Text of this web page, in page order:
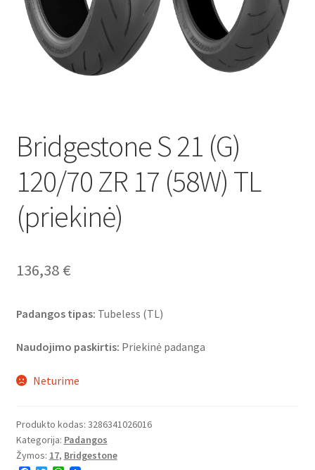
Bridgestone S 21 (G)
120/70 ZR 17 (58W) TL
(priekinė)
136,38 €
Padangos tipas: Tubeless (TL)
Naudojimo paskirtis: Priekinė padanga
Neturime
Produkto kodas: 3286341026016
Kategorija: Padangos
Žymos: 17, Bridgestone